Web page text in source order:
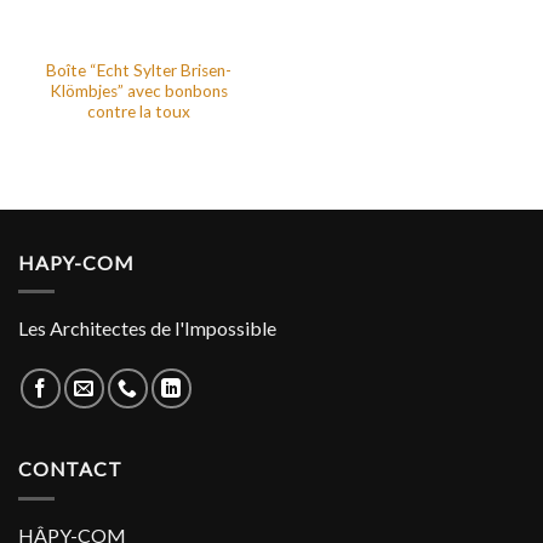
Boîte “Echt Sylter Brisen-
Klömbjes” avec bonbons
contre la toux
HAPY-COM
Les Architectes de l'Impossible
CONTACT
HÂPY-COM